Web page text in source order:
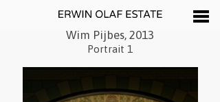
Wim Pijbes, 2013
Portrait 1